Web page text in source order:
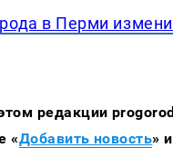
в Перми
редакции
«Добавить новость»